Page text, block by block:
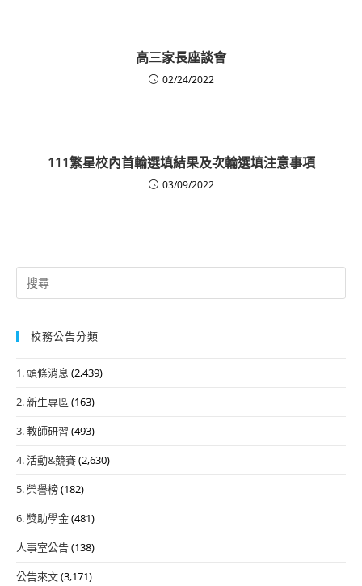
高三家長座談會
02/24/2022
111繁星校內首輪選填結果及次輪選填注意事項
03/09/2022
Search
for:
校務公告分類
1. 頭條消息 (2,439)
2. 新生專區 (163)
3. 教師研習 (493)
4. 活動&競賽(2,630)
5. 榮譽榜(182)
6. 獎助學金(481)
人事室公告(138)
公告來文(3,171)